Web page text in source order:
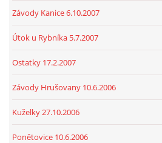
Závody Kanice 6.10.2007
Útok u Rybníka 5.7.2007
Ostatky 17.2.2007
Závody Hrušovany 10.6.2006
Kuželky 27.10.2006
Ponětovice 10.6.2006